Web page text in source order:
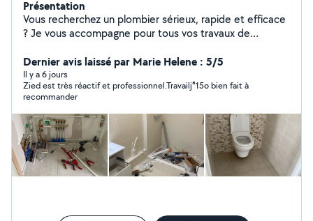
Présentation
Vous recherchez un plombier sérieux, rapide et efficace
? Je vous accompagne pour tous vos travaux de
qualité et des prix transparents. J'interviens rapidement
pour les urgences comme pour les installations ou
rénovations, en vous garantissant un travail propre,
durable et conforme aux normes Intervention rapide
Travail soigné Disponible 24h/24 et 7j/7
Dernier avis laissé par Marie Helene : 5/5
Il y a 6 jours
Zied est très réactif et professionnel.Travailj⁸15o bien fait à
recommander